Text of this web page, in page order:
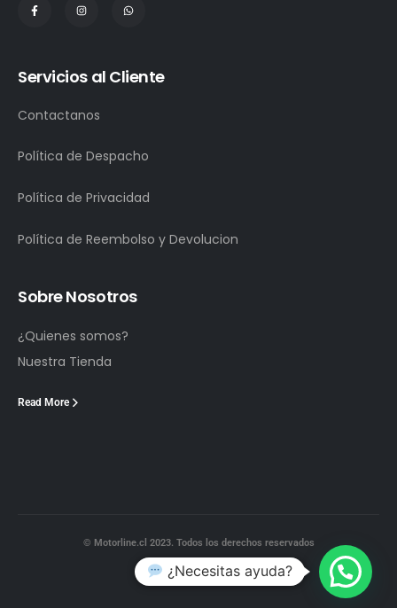
Servicios al Cliente
Contactanos
Política de Despacho
Política de Privacidad
Política de Reembolso y Devolucion
Sobre Nosotros
¿Quienes somos?
Nuestra Tienda
Read More
© Motorline.cl 2023. Todos los derechos reservados
¿Necesitas ayuda?